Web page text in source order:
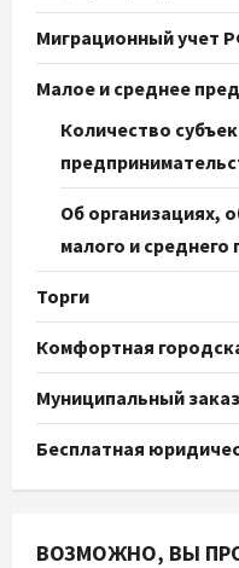
Миграционный учет
Малое и среднее
Количество
Об организациях,
малого и
Торги
Комфортная
Муниципальный заказ
Бесплатная
ВОЗМОЖНО, ВЫ